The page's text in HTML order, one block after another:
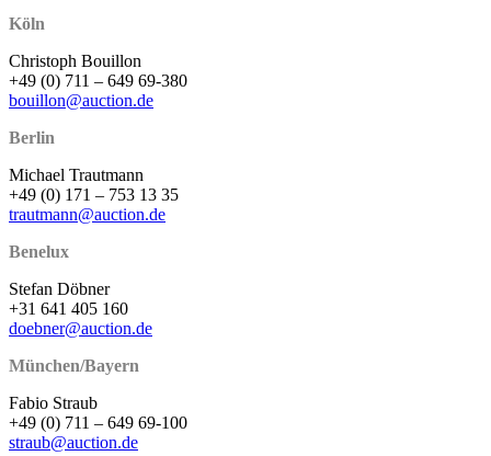
Köln
Christoph Bouillon
+49 (0) 711 – 649 69-380
bouillon@auction.de
Berlin
Michael Trautmann
+49 (0) 171 – 753 13 35
trautmann@auction.de
Benelux
Stefan Döbner
+31 641 405 160
doebner@auction.de
München/Bayern
Fabio Straub
+49 (0) 711 – 649 69-100
straub@auction.de